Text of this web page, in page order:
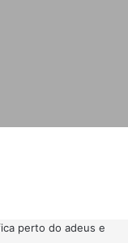
perto do adeus e